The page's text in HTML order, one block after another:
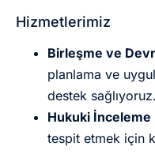
Hizmetlerimiz
Birleşme ve
planlama ve
destek sağlıyoruz.
Hukuki
tespit etmek için